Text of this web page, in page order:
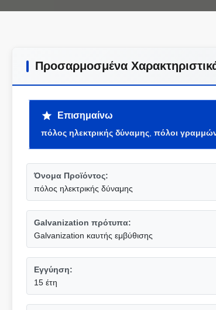
Προσαρμοσμένα
Επισημαίνω
πόλος ηλεκτρικής δύναμης πόλοι
Όνομα Προϊόντος:
πόλος ηλεκτρικής δύναμης
Galvanization πρότυπα:
Galvanization καυτής εμβύθισης
Εγγύηση:
15 έτη